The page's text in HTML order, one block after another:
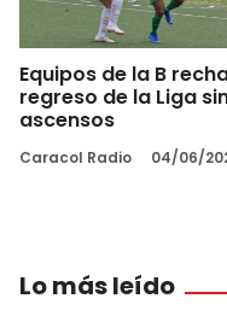
Equipos de la B
regreso de la Liga
ascensos
Caracol Radio 04/06/
Lo más leído